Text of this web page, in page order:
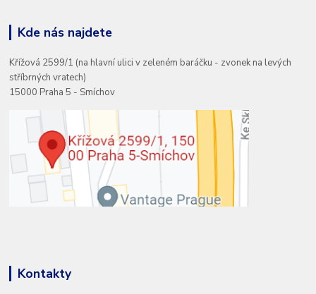
Kde nás najdete
Křížová 2599/1 (na hlavní ulici v zeleném baráčku - zvonek na levých
stříbrných vratech)
15000 Praha 5 - Smíchov
Kontakty